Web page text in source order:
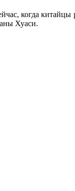
когда китайцы
Хуаси.